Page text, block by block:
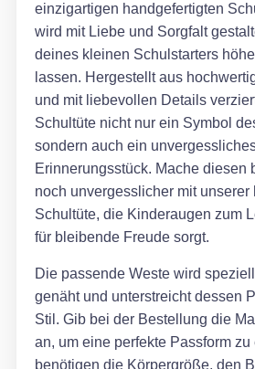
einzigartigen handgefertigten
wird mit Liebe und Sorgfalt
deines kleinen Schulstarters
lassen. Hergestellt aus
und mit liebevollen Details
Schultüte nicht nur ein Symbol
sondern auch ein
Erinnerungsstück. Mache diesen
noch unvergesslicher mit unserer
Schultüte, die Kinderaugen zum
für bleibende Freude sorgt.
Die passende Weste wird
genäht und unterstreicht dessen
Stil. Gib bei der Bestellung die
an, um eine perfekte Passform
benötigen die Körpergröße, den